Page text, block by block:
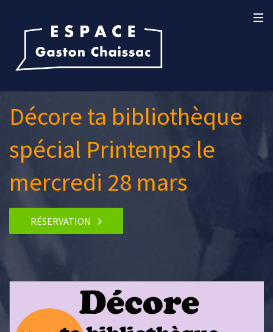
Décore ta bibliothèque
spécial Printemps le
mercredi 28 mars
RÉSERVATION